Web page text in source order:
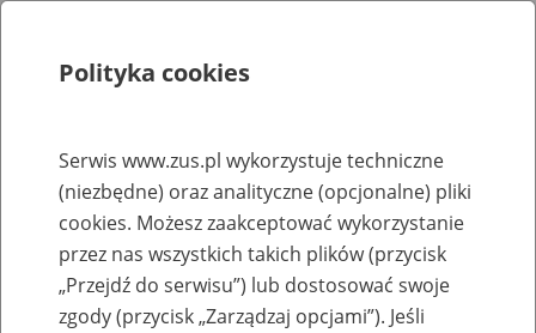
Rejestry, ewidencje i archiwa
Baza zlikwidowanych lub
przekształconych zakładów pracy
Polityka cookies
Serwis www.zus.pl wykorzystuje techniczne
(niezbędne) oraz analityczne (opcjonalne) pliki
cookies. Możesz zaakceptować wykorzystanie
przez nas wszystkich takich plików (przycisk
„Przejdź do serwisu”) lub dostosować swoje
zgody (przycisk „Zarządzaj opcjami”). Jeśli